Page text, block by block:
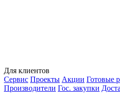
Для клиентов
Сервис Проекты Акции Готовые
Производители Гос. закупки